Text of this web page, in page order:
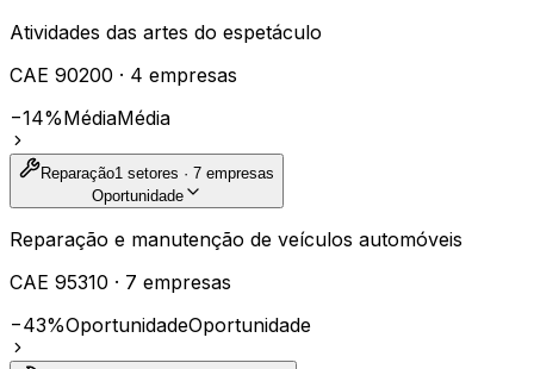
Atividades das artes do espetáculo
CAE 90200 · 4 empresas
−14%MédiaMédia
Reparação1 setores · 7 empresas
Oportunidade
Reparação e manutenção de veículos automóveis
CAE 95310 · 7 empresas
−43%OportunidadeOportunidade